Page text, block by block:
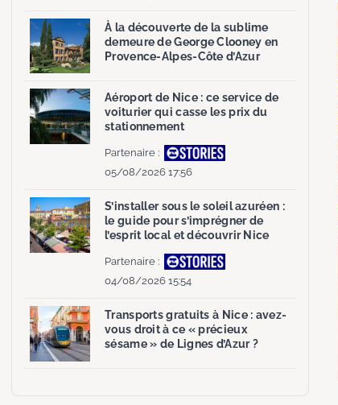
À la découverte de la sublime
demeure de George Clooney en
Provence-Alpes-Côte d’Azur
Aéroport de Nice : ce service de
voiturier qui casse les prix du
stationnement
Partenaire :
05/08/2026 17:56
S’installer sous le soleil azuréen :
le guide pour s’imprégner de
l’esprit local et découvrir Nice
Partenaire :
04/08/2026 15:54
Transports gratuits à Nice : avez-
vous droit à ce « précieux
sésame » de Lignes d’Azur ?